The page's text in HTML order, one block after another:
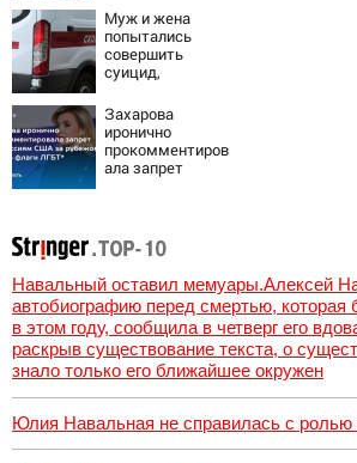
способом
Муж и жена
попытались
совершить
суицид,
оперативные
службы
Захарова
иронично
прокомментиров
ала запрет
ЛГБТ*
Навальный оставил мемуары.Алексей
автобиографию перед смертью, которая
в этом году, сообщила в четверг его
раскрыв существование текста, о
знало только его ближайшее окружен
Юлия Навальная не справилась с ролью